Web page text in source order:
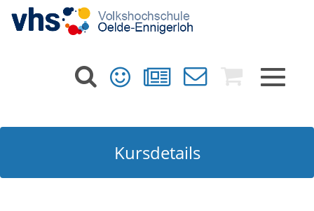
Toggle
Kursdetails